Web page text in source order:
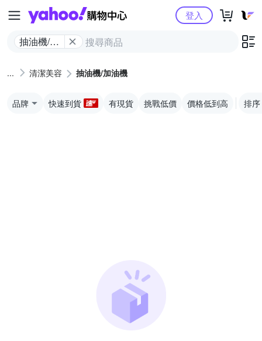
Yahoo購物中心
抽油機/加
登入
清潔美容 抽油機/加油機
品牌 快速到貨 有現貨 挑戰低價 價格低到高 排序